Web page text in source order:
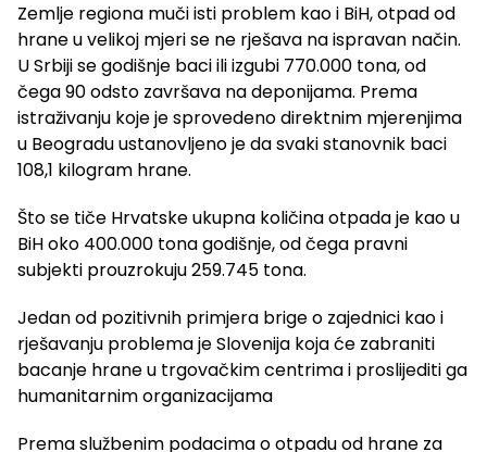
Zemlje regiona muči isti problem kao i BiH, otpad od
hrane u velikoj mjeri se ne rješava na ispravan način.
U Srbiji se godišnje baci ili izgubi 770.000 tona, od
čega 90 odsto završava na deponijama. Prema
istraživanju koje je sprovedeno direktnim mjerenjima
u Beogradu ustanovljeno je da svaki stanovnik baci
108,1 kilogram hrane.
Što se tiče Hrvatske ukupna količina otpada je kao u
BiH oko 400.000 tona godišnje, od čega pravni
subjekti prouzrokuju 259.745 tona.
Jedan od pozitivnih primjera brige o zajednici kao i
rješavanju problema je Slovenija koja će zabraniti
bacanje hrane u trgovačkim centrima i proslijediti ga
humanitarnim organizacijama
Prema službenim podacima o otpadu od hrane za